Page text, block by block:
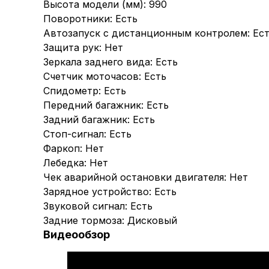
Высота модели (мм): 990
Поворотники: Есть
Автозапуск с дистанционным контролем:
Защита рук: Нет
Зеркала заднего вида: Есть
Счетчик моточасов: Есть
Спидометр: Есть
Передний багажник: Есть
Задний багажник: Есть
Стоп-сигнал: Есть
Фаркоп: Нет
Лебедка: Нет
Чек аварийной остановки двигателя: Нет
Зарядное устройство: Есть
Звуковой сигнал: Есть
Задние тормоза: Дисковый
Видеообзор